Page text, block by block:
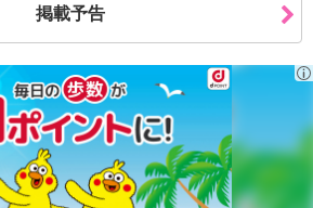
商品について】
期間は、配送日数などにより異なります
掲載予告